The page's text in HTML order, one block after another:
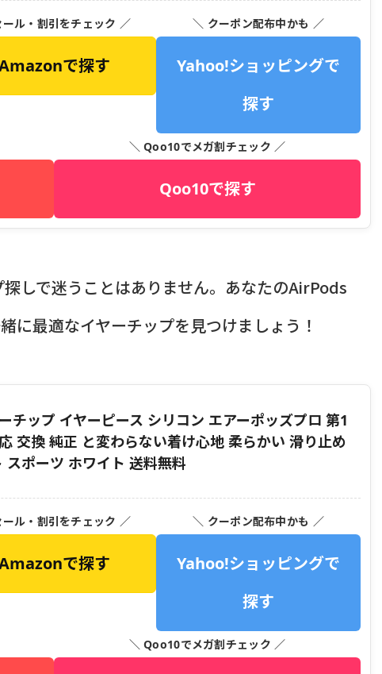
ル・割引をチェック ／
で探す
＼ クーポン配布中かも ／
Yahoo!ショッピングで
探す
＼ Qoo10でメガ割チェック ／
Qoo10で探す
しで迷うことはありません。あなたのAirPods
に最適なイヤーチップを見つけましょう！
ップ イヤーピース シリコン エアーポッズプロ 第1
交換 純正 と変わらない着け心地 柔らかい 滑り止め
スポーツ ホワイト 送料無料
ル・割引をチェック ／
で探す
＼ クーポン配布中かも ／
Yahoo!ショッピングで
探す
＼ Qoo10でメガ割チェック ／